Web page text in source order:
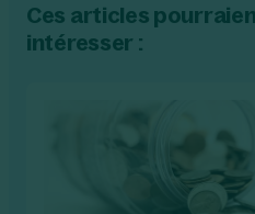
Ces articles
intéresser :